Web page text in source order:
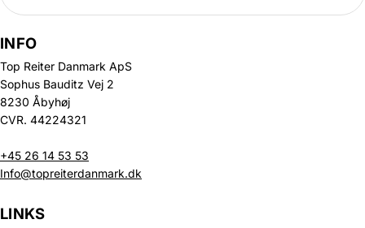
INFO
Top Reiter Danmark ApS
Sophus Bauditz Vej 2
8230 Åbyhøj
CVR. 44224321
+45 26 14 53 53
Info@topreiterdanmark.dk
LINKS